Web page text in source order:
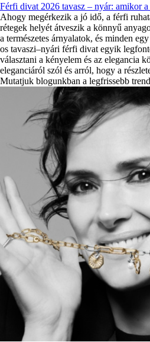
Férfi divat 2026 tavasz – nyár: amikor
Ahogy megérkezik a jó idő, a férfi
rétegek helyét átveszik a könnyű
a természetes árnyalatok, és minden
os tavaszi–nyári férfi divat egyik
választani a kényelem és az elegancia
eleganciáról szól és arról, hogy a
Mutatjuk blogunkban a legfrissebb